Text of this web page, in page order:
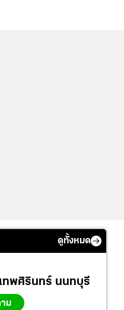
ดูทั้งหมด
ทพศิรินทร์ นนทบุรี
ม